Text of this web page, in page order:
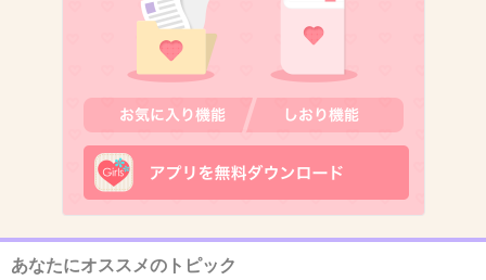
2013/02/19(火) 23:37:55
サニタリーではありませんが、無印のボクサー、敢えてメンズを普段から愛用
Sサイズでぴったりフィット、お尻もすっぽりカバーしてくれます
+6
ウンナナクールのサニタリーはかわいいのが多
あなたにオススメのトピック